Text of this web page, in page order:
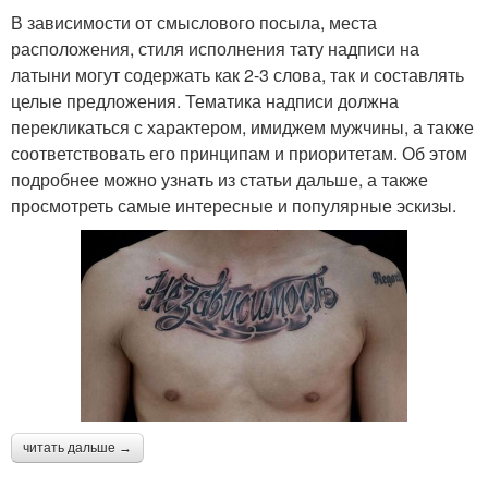
В зависимости от смыслового посыла, места
расположения, стиля исполнения тату надписи на
латыни могут содержать как 2-3 слова, так и составлять
целые предложения. Тематика надписи должна
перекликаться с характером, имиджем мужчины, а также
соответствовать его принципам и приоритетам. Об этом
подробнее можно узнать из статьи дальше, а также
просмотреть самые интересные и популярные эскизы.
читать дальше →